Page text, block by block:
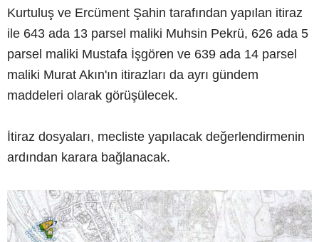
Kurtuluş ve Ercüment Şahin tarafından yapılan itiraz
ile 643 ada 13 parsel maliki Muhsin Pekrü, 626 ada 5
parsel maliki Mustafa İşgören ve 639 ada 14 parsel
maliki Murat Akın'ın itirazları da ayrı gündem
maddeleri olarak görüşülecek.
İtiraz dosyaları, mecliste yapılacak değerlendirmenin
ardından karara bağlanacak.